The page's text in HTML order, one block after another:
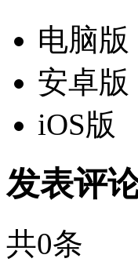
电脑版
安卓版
iOS版
发表评
共0条